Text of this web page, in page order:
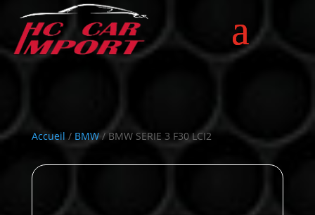
Accueil / BMW/ BMW SERIE 3 F30 LCI2